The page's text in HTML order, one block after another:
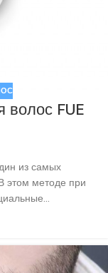
волос FUE
из самых
этом методе при